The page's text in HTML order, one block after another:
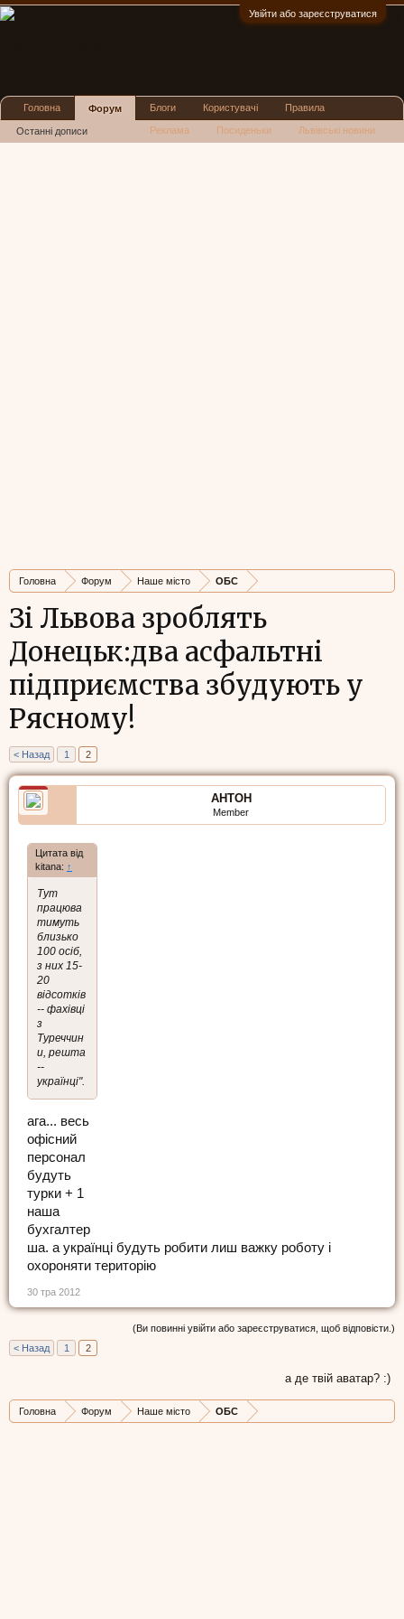
Увійти або зареєструватися
Головна Форум Наше місто ОБС
Зі Львова зроблять
Донецьк:два асфальтні
підприємства збудують у
Рясному!
< Назад 1 2
AHTOH
Member
Цитата від
kitana: ↑
Тут
працюва
тимуть
близько
100 осіб,
з них 15-
20
відсотків
-- фахівці
з
Туреччин
и, решта
--
українці".
ага... весь
офісний
персонал
будуть
турки + 1
наша
бухгалтер
ша. а українці будуть робити лиш важку роботу і
охороняти територію
30 тра 2012
(Ви повинні увійти або зареєструватися, щоб відповісти.)
< Назад
1 2
а де твій аватар? :)
Головна Форум Наше місто ОБС
Головна Форум
Останні дописи
Блоги Користувачі Правила
Реклама Посиденьки Львівські новини